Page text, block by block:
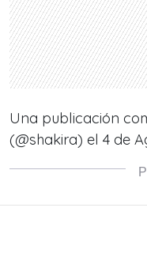
Una publicación
(@shakira) el 4 de